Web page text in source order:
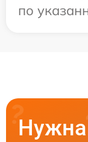
по
Нужна